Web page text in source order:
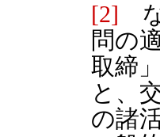
[2]
問の
取締
と、
の諸